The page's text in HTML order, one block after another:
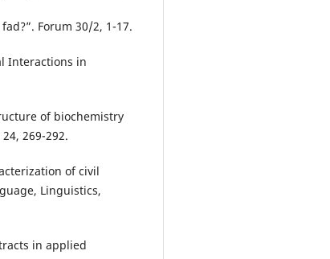
Forum 30/2, 1-17.
Interactions in
of biochemistry
269-292.
of civil
Linguistics,
in applied